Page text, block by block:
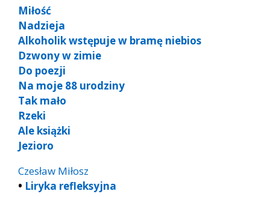
Miłość
Nadzieja
Alkoholik wstępuje w bramę niebios
Dzwony w zimie
Do poezji
Na moje 88 urodziny
Tak mało
Rzeki
Ale książki
Jezioro
Czesław Miłosz
• Liryka refleksyjna